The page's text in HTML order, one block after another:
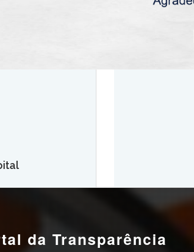
até seis vezes a
e
saiba mais.
da Transparência